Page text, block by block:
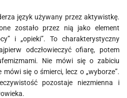
język używany przez aktywistkę.
zostało przez nią jako element
i „opieki”. To charakterystyczny
odczłowieczyć ofiarę, potem
Nie mówi się o zabiciu
mówi się o śmierci, lecz o „wyborze”.
pozostaje niezmienna i